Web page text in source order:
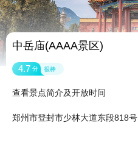
中岳庙(AAAA景区)
4.7 分 很棒
查看景点简介及开放时间
郑州市登封市少林大道东段818号